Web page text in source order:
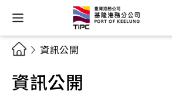
資訊公開
資訊公開